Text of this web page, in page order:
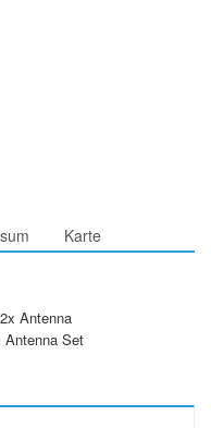
Karte
Antenna
Antenna Set